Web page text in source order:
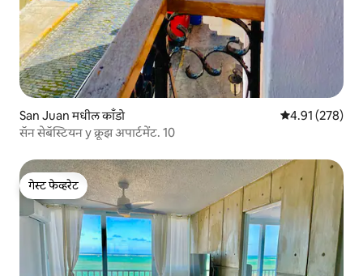
San Juan मधील काँडो 5 पैकी 4.91
4.91 (278)
सॅन सेबॅस्टियन y क्रूझ अपार्टमेंट. 10
गेस्ट फेव्हरेट
गेस्ट फेव्हरेट